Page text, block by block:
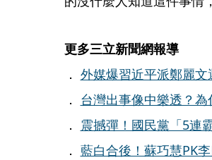
更多三立新聞網報導
． 外媒爆習近平派鄭麗
． 台灣出事像中樂透？
． 震撼彈！國民黨「5連
． 藍白合後！蘇巧慧PK